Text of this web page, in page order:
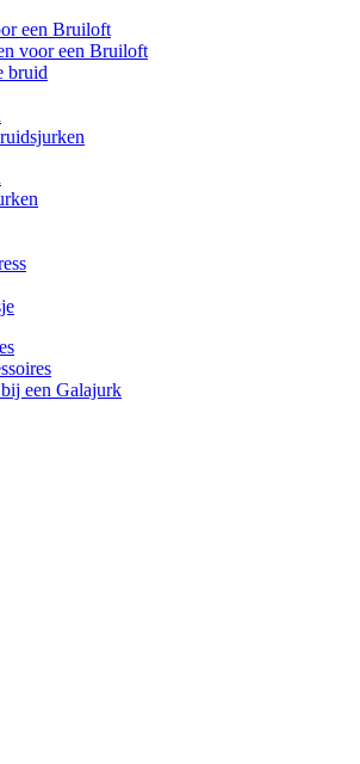
een Bruiloft
voor een Bruiloft
bruid
een Galajurk